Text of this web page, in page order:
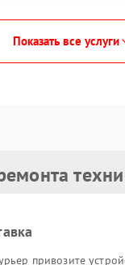
Показать все услуги
привозите